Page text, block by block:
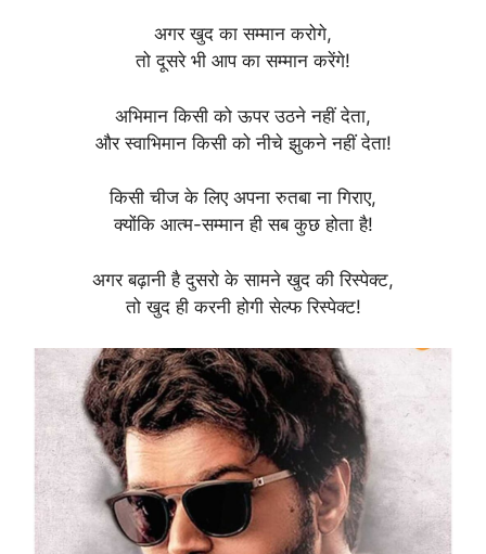
अगर खुद का सम्मान करोगे,
तो दूसरे भी आप का सम्मान करेंगे!
अभिमान किसी को ऊपर उठने नहीं देता,
और स्वाभिमान किसी को नीचे झुकने नहीं देता!
किसी चीज के लिए अपना रुतबा ना गिराए,
क्योंकि आत्म-सम्मान ही सब कुछ होता है!
अगर बढ़ानी है दुसरो के सामने खुद की रिस्पेक्ट,
तो खुद ही करनी होगी सेल्फ रिस्पेक्ट!